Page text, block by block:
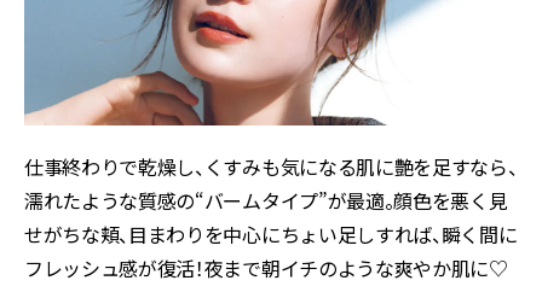
仕事終わりで乾燥し、くすみも気になる肌に艶を足すなら、
濡れたような質感の“バームタイプ”が最適。顔色を悪く見
せがちな頬、目まわりを中心にちょい足しすれば、瞬く間に
フレッシュ感が復活！夜まで朝イチのような爽やか肌に♡